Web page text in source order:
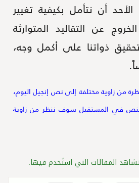
أن نتأمل بكيفية تغيير
عن التقاليد المتوارثة
ذواتنا على أكمل وجه،
من زاوية مختلفة إلى نص إنجيل اليوم،
في المستقبل سوف ننظر من زاوية
المقالات التي استُخدم فيها.